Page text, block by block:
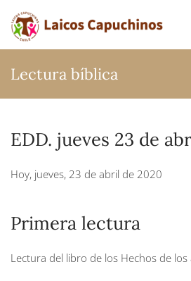
Ir al contenido principal
Lectura bíblica
EDD. jueves 23 de
Hoy, jueves, 23 de abril de 2020
Primera lectura
Lectura del libro de los Hechos de